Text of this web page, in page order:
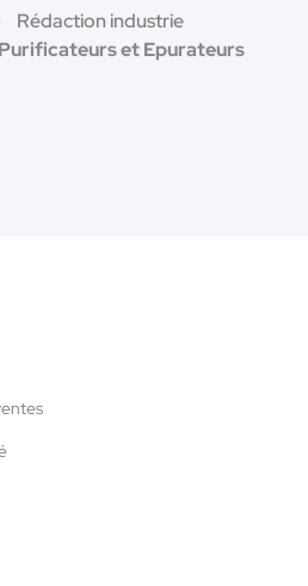
Rédaction industrie
et Epurateurs